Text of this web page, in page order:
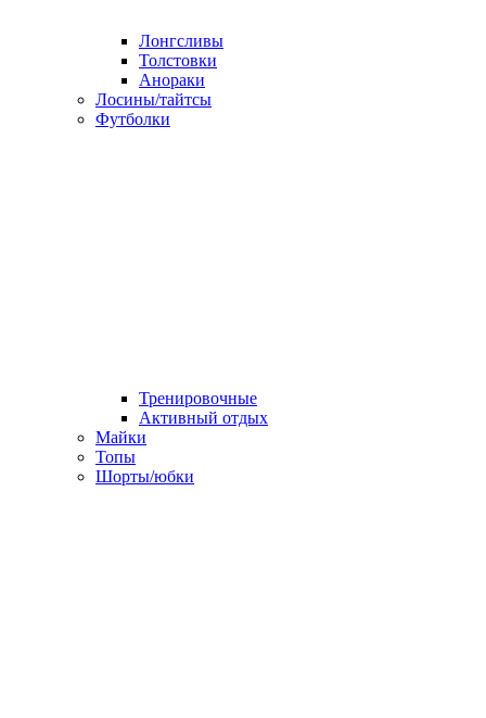
Лонгсливы
Толстовки
Анораки
Лосины/тайтсы
Футболки
Тренировочные
Активный отдых
Майки
Топы
Шорты/юбки